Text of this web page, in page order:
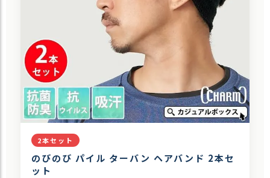
2本セット
のびのび パイル ターバン ヘアバンド 2本セ
ット